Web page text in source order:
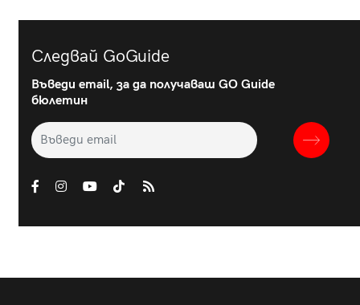
Следвай GoGuide
Въведи email, за да получаваш GO Guide
бюлетин